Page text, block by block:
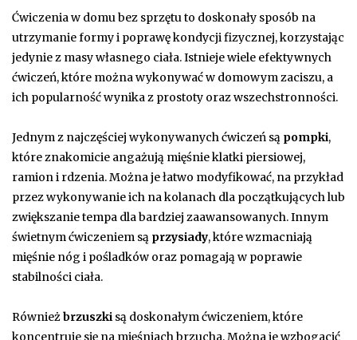
Ćwiczenia w domu bez sprzętu to doskonały sposób na
utrzymanie formy i poprawę kondycji fizycznej, korzystając
jedynie z masy własnego ciała. Istnieje wiele efektywnych
ćwiczeń, które można wykonywać w domowym zaciszu, a
ich popularność wynika z prostoty oraz wszechstronności.
Jednym z najczęściej wykonywanych ćwiczeń są pompki,
które znakomicie angażują mięśnie klatki piersiowej,
ramion i rdzenia. Można je łatwo modyfikować, na przykład
przez wykonywanie ich na kolanach dla początkujących lub
zwiększanie tempa dla bardziej zaawansowanych. Innym
świetnym ćwiczeniem są przysiady, które wzmacniają
mięśnie nóg i pośladków oraz pomagają w poprawie
stabilności ciała.
Równieżbrzuszki są doskonałym ćwiczeniem, które